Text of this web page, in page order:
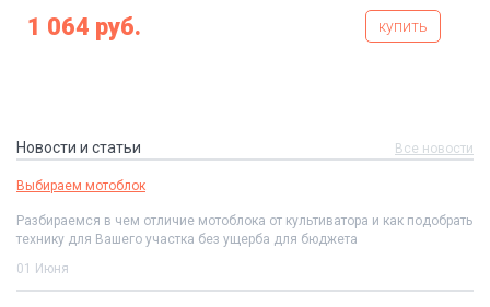
1 276 руб.
Новости и статьи Все новости
Выбираем мотоблок
Разбираемся в чем отличие мотоблока от культиватора и как подобрать
технику для Вашего участка без ущерба для бюджета
01 Июня